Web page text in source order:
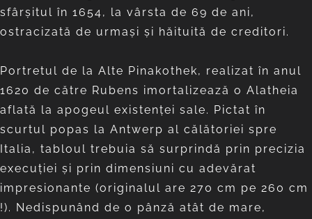
sfârşitul în 1654, la vârsta de 69 de ani,
ostracizată de urmaşi şi hăituită de creditori.
Portretul de la Alte Pinakothek, realizat în anul
1620 de către Rubens imortalizează o Alatheia
aflată la apogeul existenţei sale. Pictat în
scurtul popas la Antwerp al călătoriei spre
Italia, tabloul trebuia să surprindă prin precizia
execuţiei şi prin dimensiuni cu adevărat
impresionante (originalul are 270 cm pe 260 cm
!). Nedispunând de o pânză atât de mare,